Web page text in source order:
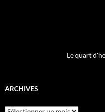
Le quart
ARCHIVES
Archives